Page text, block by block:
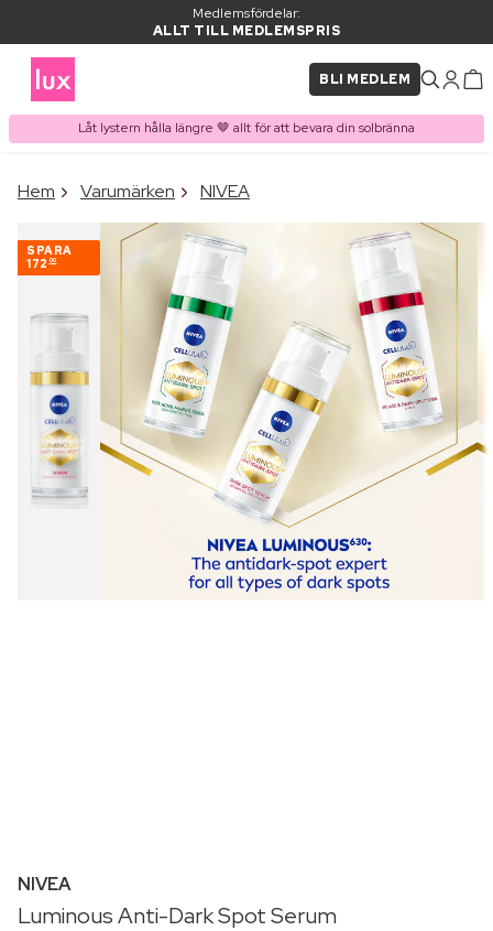
Medlemsfördelar:
ALLT TILL MEDLEMSPRIS
BLI MEDLEM
Låt lystern hålla längre 🤎 allt för att bevara din solbränna
PRODUKT I VARUKORGEN
Hem Varumärken NIVEA
SPARA
172 00
NIVEA
Luminous Anti-Dark Spot Serum